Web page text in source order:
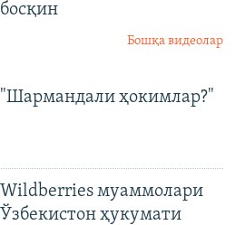
босқин
Бошқа видеолар
"Шармандали ҳокимлар?"
Wildberries муаммолари
Ўзбекистон ҳукумати